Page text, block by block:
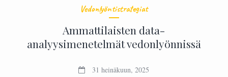
Vedonlyöntistrategiat
Ammattilaisten data-
analyysimenetelmät vedonlyönnissä
31 heinäkuun, 2025